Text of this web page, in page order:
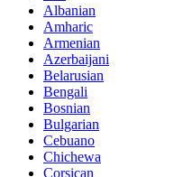
Albanian
Amharic
Armenian
Azerbaijani
Belarusian
Bengali
Bosnian
Bulgarian
Cebuano
Chichewa
Corsican